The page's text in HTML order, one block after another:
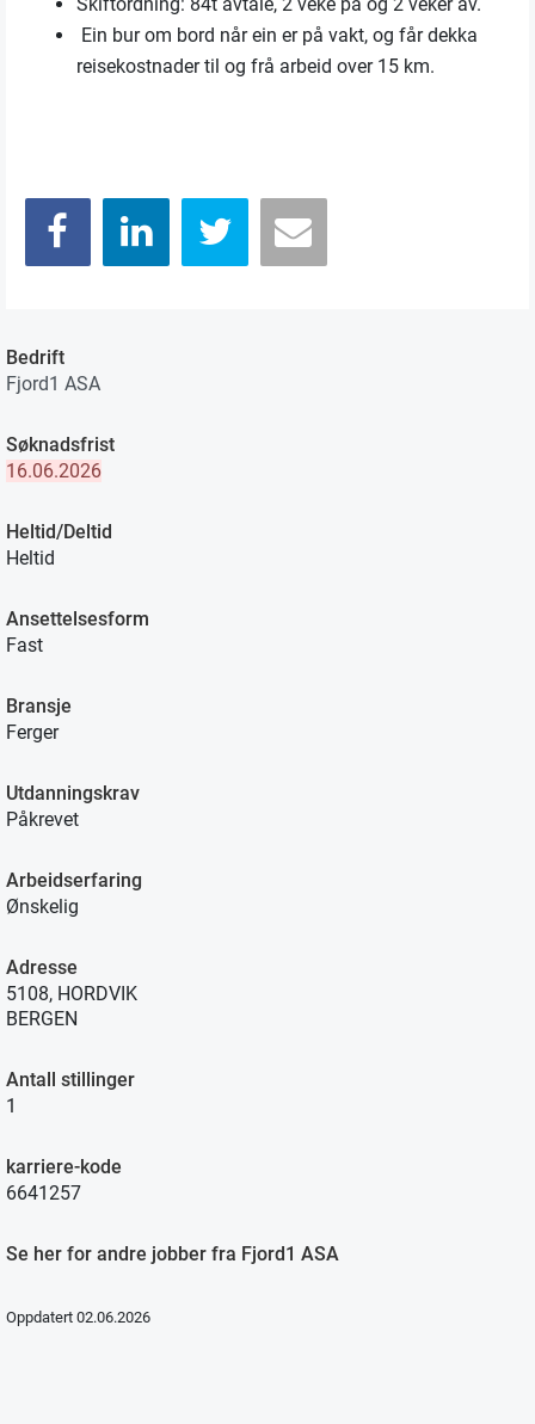
Ein bur om bord når ein er på vakt, og får dekka
reisekostnader til og frå arbeid over 15 km.
Bedrift
Fjord1 ASA
Søknadsfrist
16.06.2026
Heltid/Deltid
Heltid
Ansettelsesform
Fast
Bransje
Ferger
Utdanningskrav
Påkrevet
Arbeidserfaring
Ønskelig
Adresse
5108, HORDVIK
BERGEN
Antall stillinger
1
karriere-kode
6641257
Se her for andre jobber fra Fjord1 ASA
Oppdatert 02.06.2026